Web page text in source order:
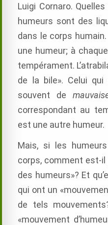
Luigi Cornaro.
humeurs sont des
dans le corps
une humeur; à
tempérament.
de la bile». Celui
souvent de
correspondant au
est une autre humeur.
Mais, si les
corps, comment est-
des humeurs»? Et
qui ont un
de tels
«mouvement